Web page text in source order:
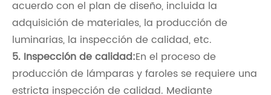
acuerdo con el plan de diseño, incluida la
adquisición de materiales, la producción de
luminarias, la inspección de calidad, etc.
5. Inspección de calidad:En el proceso de
producción de lámparas y faroles se requiere una
estricta inspección de calidad. Mediante